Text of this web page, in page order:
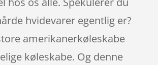
hvidevarer egentlig er?
amerikanerkøleskabe
køleskabe. Og denne